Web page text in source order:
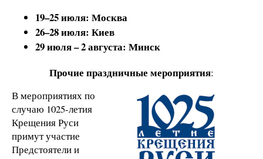
19–25 июля: Москва
26–28 июля: Киев
29 июля – 2 августа: Минск
Прочие праздничные мероприятия:
В мероприятиях по
случаю 1025-летия
Крещения Руси
примут участие
Предстоятели и